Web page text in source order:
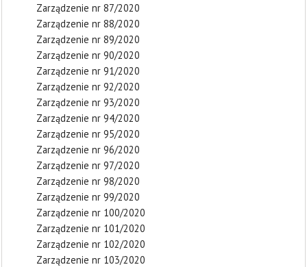
Zarządzenie nr 87/2020
Zarządzenie nr 88/2020
Zarządzenie nr 89/2020
Zarządzenie nr 90/2020
Zarządzenie nr 91/2020
Zarządzenie nr 92/2020
Zarządzenie nr 93/2020
Zarządzenie nr 94/2020
Zarządzenie nr 95/2020
Zarządzenie nr 96/2020
Zarządzenie nr 97/2020
Zarządzenie nr 98/2020
Zarządzenie nr 99/2020
Zarządzenie nr 100/2020
Zarządzenie nr 101/2020
Zarządzenie nr 102/2020
Zarządzenie nr 103/2020